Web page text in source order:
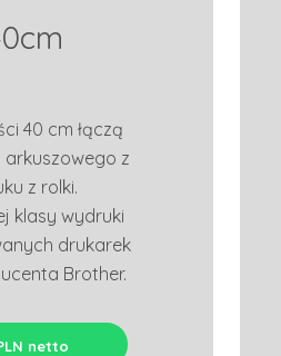
40 cm łączą
z
z rolki.
klasy wydruki
drukarek
Brother.
netto